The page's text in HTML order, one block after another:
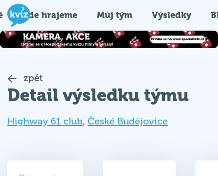
Kde hrajeme Můj tým Výsledky
zpět
Detail výsledku týmu
Highway 61 club, České Budějovice